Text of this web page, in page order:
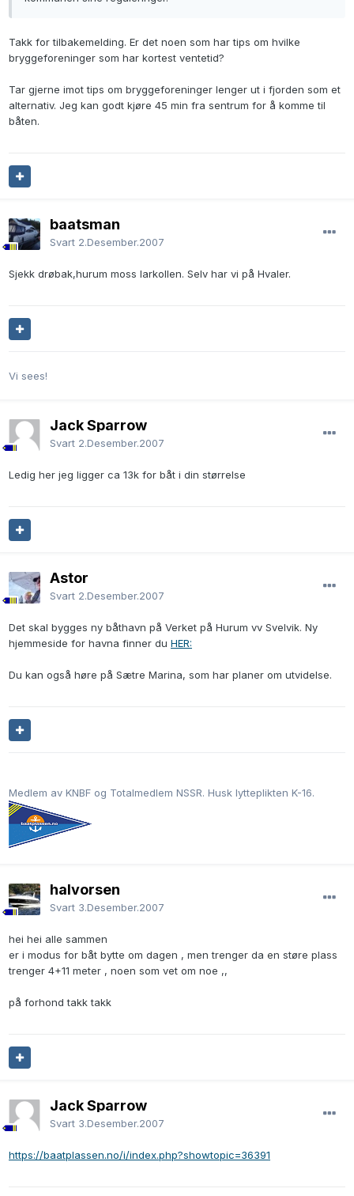
Takk for tilbakemelding. Er det noen som har tips om hvilke
bryggeforeninger som har kortest ventetid?
Tar gjerne imot tips om bryggeforeninger lenger ut i fjorden som et
alternativ. Jeg kan godt kjøre 45 min fra sentrum for å komme til
båten.
baatsman
Svart 2.Desember.2007
Sjekk drøbak,hurum moss larkollen. Selv har vi på Hvaler.
Vi sees!
Jack Sparrow
Svart 2.Desember.2007
Ledig her jeg ligger ca 13k for båt i din størrelse
Astor
Svart 2.Desember.2007
Det skal bygges ny båthavn på Verket på Hurum vv Svelvik. Ny
hjemmeside for havna finner du HER:
Du kan også høre på Sætre Marina, som har planer om utvidelse.
Medlem av KNBF og Totalmedlem NSSR. Husk lytteplikten K-16.
halvorsen
Svart 3.Desember.2007
hei hei alle sammen
er i modus for båt bytte om dagen , men trenger da en støre plass
trenger 4+11 meter , noen som vet om noe ,,
på forhond takk takk
Jack Sparrow
Svart 3.Desember.2007
https://baatplassen.no/i/index.php?showtopic=36391